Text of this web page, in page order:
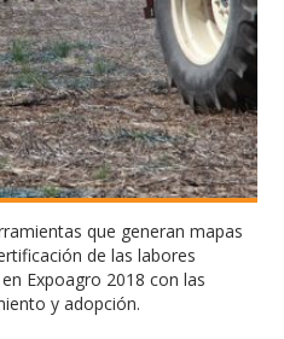
que generan mapas
de las labores
Expoagro 2018 con las
y adopción.